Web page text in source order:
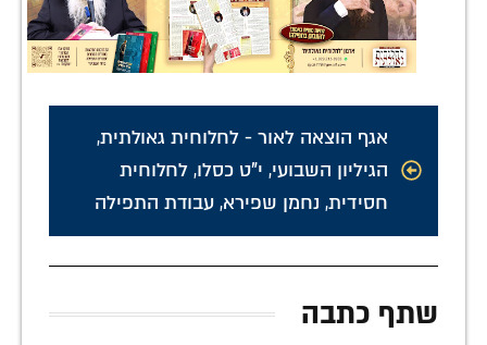
אגף הוצאה לאור - לחלוחית גאולתית,
הגיליון השבועי, י"ט כסלו, לחלוחית
חסידית, נחמן שפירא, עבודת התפילה
שתף כתבה